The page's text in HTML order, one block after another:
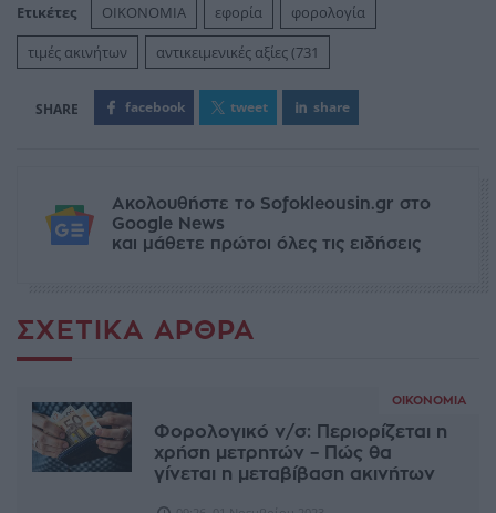
Ετικέτες ΟΙΚΟΝΟΜΙΑ εφορία
φορολογία
τιμές ακινήτων
αντικειμενικές αξίες (731
facebook tweet share
Ακολουθήστε το Sofokleousin.gr στο
Google News
και μάθετε πρώτοι όλες τις ειδήσεις
ΣΧΕΤΙΚΆ ΆΡΘΡΑ
ΟΙΚΟΝΟΜΊΑ
Φορολογικό ν/σ: Περιορίζεται η
χρήση μετρητών – Πώς θα
γίνεται η μεταβίβαση ακινήτων